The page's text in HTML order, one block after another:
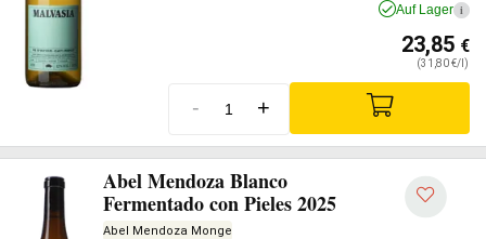
Auf Lager i
23,85 €
(31,80 €/l)
- +
Abel Mendoza Blanco
Fermentado con Pieles 2025
Abel Mendoza Monge